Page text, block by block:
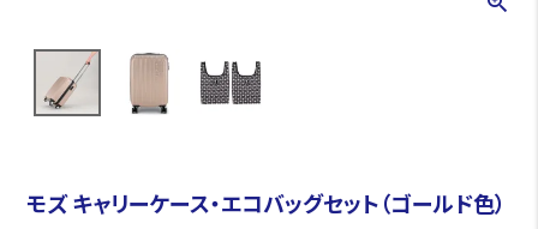
モズ キャリーケース・エコバッグセット（ゴールド色）